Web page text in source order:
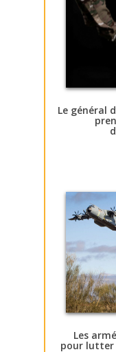
Le général
Les
pour lutter